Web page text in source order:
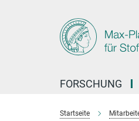
FORSCHUNG
Startseite